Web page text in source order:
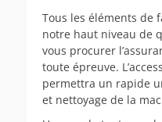
Tous les éléments de
notre haut niveau de
vous procurer
toute épreuve.
permettra un rapide
et nettoyage de la